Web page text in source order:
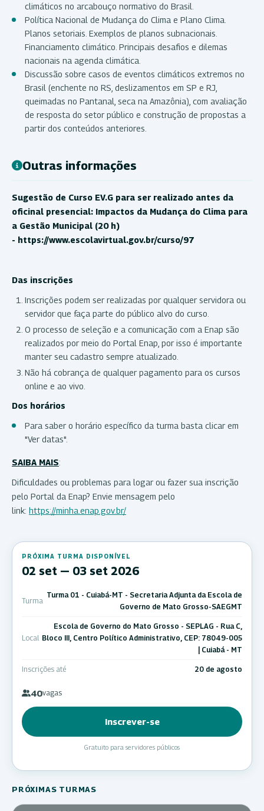
climáticos no arcabouço normativo do Brasil.
Política Nacional de Mudança do Clima e Plano Clima.
Planos setoriais. Exemplos de planos subnacionais.
Financiamento climático. Principais desafios e dilemas
nacionais na agenda climática.
Discussão sobre casos de eventos climáticos extremos no
Brasil (enchente no RS, deslizamentos em SP e RJ,
queimadas no Pantanal, seca na Amazônia), com avaliação
de resposta do setor público e construção de propostas a
partir dos conteúdos anteriores.
Outras informações
Sugestão de Curso EV.G para ser realizado antes da
oficinal presencial: Impactos da Mudança do Clima para
a Gestão Municipal (20 h)
- https://www.escolavirtual.gov.br/curso/97
Das inscrições
Inscrições podem ser realizadas por qualquer servidora ou
servidor que faça parte do público alvo do curso.
O processo de seleção e a comunicação com a Enap são
realizados por meio do Portal Enap, por isso é importante
manter seu cadastro sempre atualizado.
Não há cobrança de qualquer pagamento para os cursos
online e ao vivo.
Dos horários
Para saber o horário específico da turma basta clicar em
"Ver datas".
SAIBA MAIS:
Dificuldades ou problemas para logar ou fazer sua inscrição
pelo Portal da Enap? Envie mensagem pelo
link: https://minha.enap.gov.br/
PRÓXIMA TURMA DISPONÍVEL
02 set — 03 set 2026
Turma
Turma 01 - Cuiabá-MT - Secretaria Adjunta da Escola de
Governo de Mato Grosso-SAEGMT
Local
Escola de Governo do Mato Grosso - SEPLAG - Rua C,
Bloco III, Centro Político Administrativo, CEP: 78049-005
| Cuiabá - MT
Inscrições até 20 de agosto
40vagas
Inscrever-se
Gratuito para servidores públicos
PRÓXIMAS TURMAS